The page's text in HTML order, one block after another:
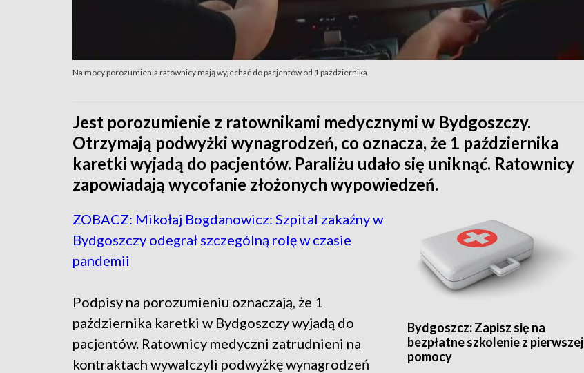
Na mocy porozumienia ratownicy mają wyjechać do pacjentów od 1 października
Jest porozumienie z ratownikami medycznymi w Bydgoszczy.
Otrzymają podwyżki wynagrodzeń, co oznacza, że 1 października
karetki wyjadą do pacjentów. Paraliżu udało się uniknąć. Ratownicy
zapowiadają wycofanie złożonych wypowiedzeń.
Bydgoszcz: Zapisz się na
bezpłatne szkolenie z pierwszej
pomocy
ZOBACZ: Mikołaj Bogdanowicz: Szpital zakaźny w
Bydgoszczy odegrał szczególną rolę w czasie
pandemii
Podpisy na porozumieniu oznaczają, że 1
października karetki w Bydgoszczy wyjadą do
pacjentów. Ratownicy medyczni zatrudnieni na
kontraktach wywalczyli podwyżkę wynagrodzeń